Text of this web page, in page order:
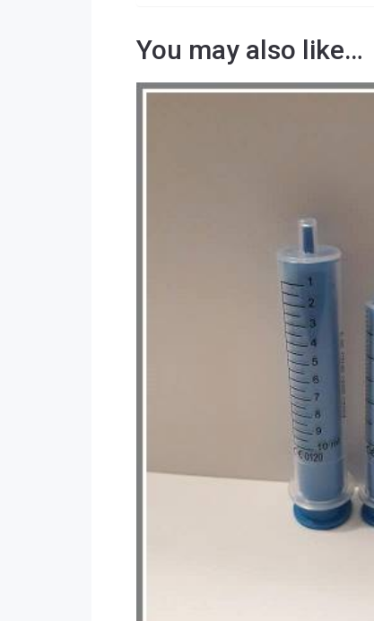
You may also like…